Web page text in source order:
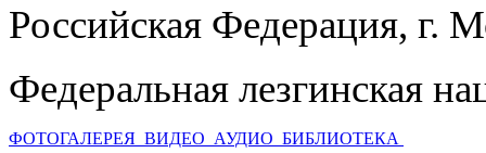
Российская Федерация, г.
Федеральная лезгинская
ФОТОГАЛЕРЕЯ ВИДЕО АУДИО БИБЛИОТЕКА